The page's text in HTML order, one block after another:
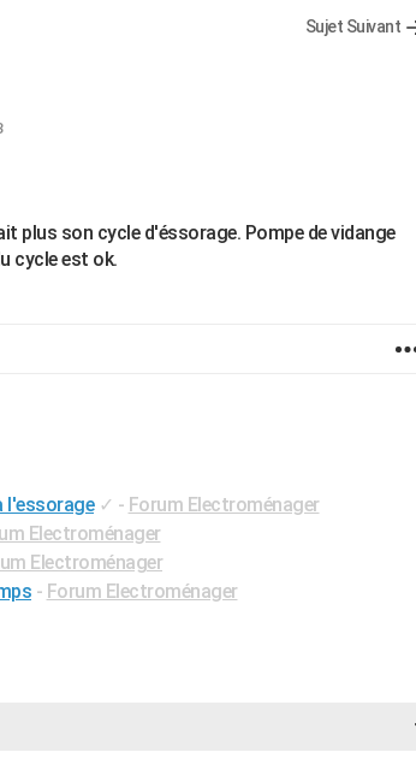
Sujet Suivant
plus son cycle d'éssorage. Pompe de vidange
cycle est ok.
l'essorage ✓ - Forum Electroménager
Electroménager
Electroménager
- Forum Electroménager